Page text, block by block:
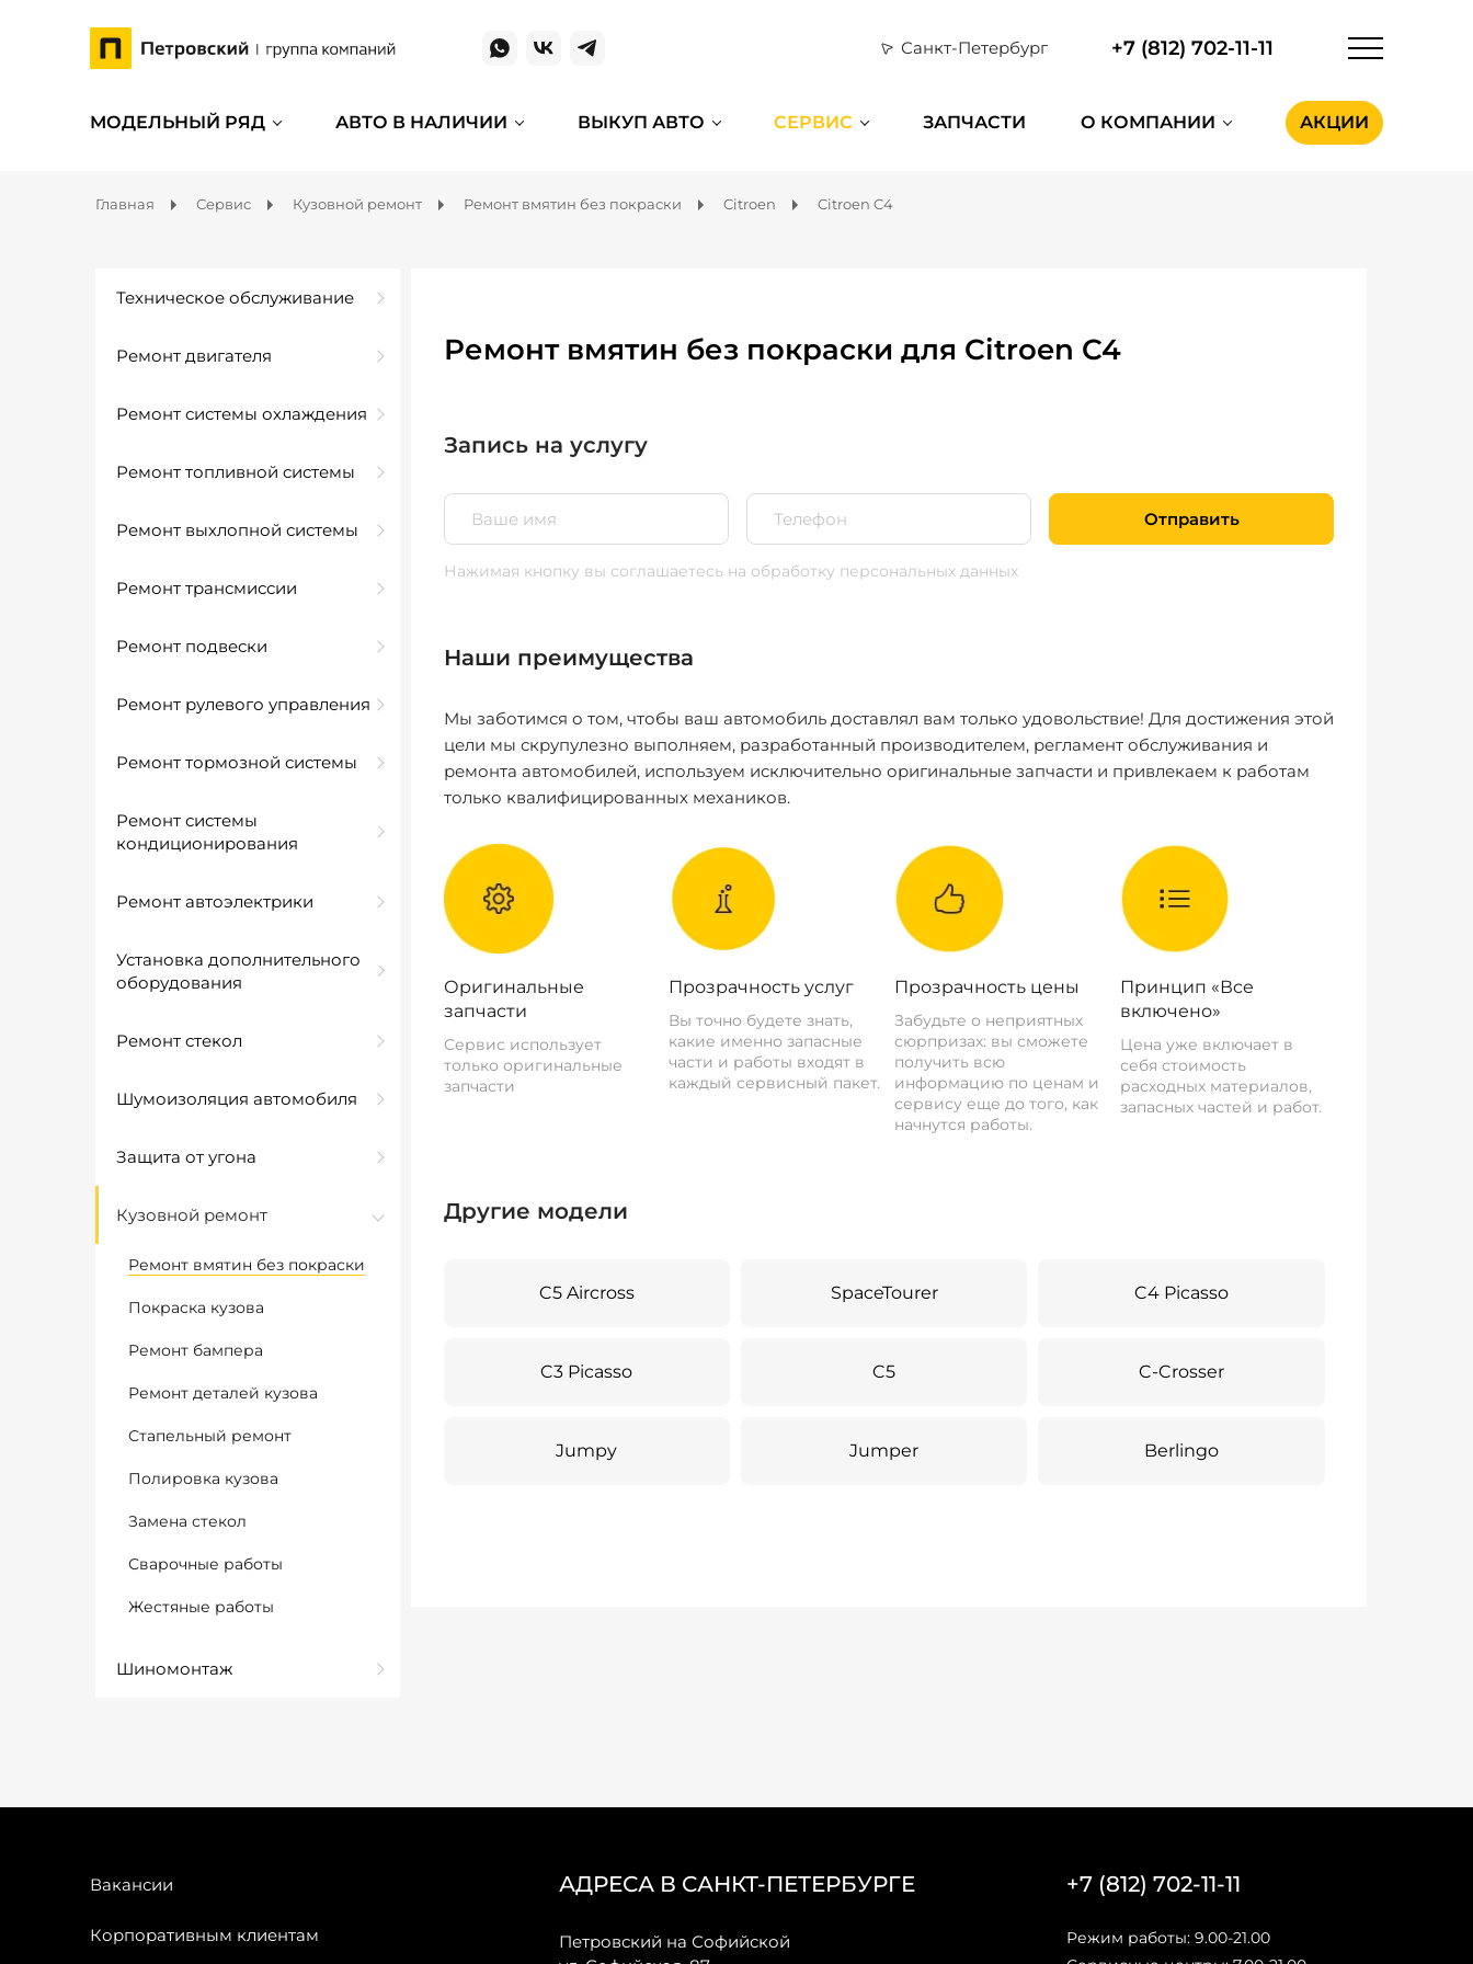
Санкт-Петербург +7 (812) 702-11-11
МОДЕЛЬНЫЙ РЯД АВТО В НАЛИЧИИ ВЫКУП АВТО СЕРВИС ЗАПЧАСТИ О КОМПАНИИ АКЦИИ
Главная Сервис Кузовной ремонт Ремонт вмятин без покраски Citroen Citroen C4
Техническое обслуживание
Ремонт двигателя
Ремонт системы охлаждения
Ремонт топливной системы
Ремонт выхлопной системы
Ремонт трансмиссии
Ремонт подвески
Ремонт рулевого управления
Ремонт тормозной системы
Ремонт системы
кондиционирования
Ремонт автоэлектрики
Установка дополнительного
оборудования
Ремонт стекол
Шумоизоляция автомобиля
Защита от угона
Кузовной ремонт
Ремонт вмятин без покраски
Покраска кузова
Ремонт бампера
Ремонт деталей кузова
Стапельный ремонт
Полировка кузова
Замена стекол
Сварочные работы
Жестяные работы
Шиномонтаж
Ремонт вмятин без покраски для Citroen C4
Запись на услугу
Отправить
Нажимая кнопку вы соглашаетесь на обработку персональных данных
Наши преимущества
Мы заботимся о том, чтобы ваш автомобиль доставлял вам только удовольствие! Для достижения этой
цели мы скрупулезно выполняем, разработанный производителем, регламент обслуживания и
ремонта автомобилей, используем исключительно оригинальные запчасти и привлекаем к работам
только квалифицированных механиков.
Оригинальные
запчасти
Сервис использует
только оригинальные
запчасти
Прозрачность услуг
Вы точно будете знать,
какие именно запасные
части и работы входят в
каждый сервисный пакет.
Прозрачность цены
Забудьте о неприятных
сюрпризах: вы сможете
получить всю
информацию по ценам и
сервису еще до того, как
начнутся работы.
Принцип «Все
включено»
Цена уже включает в
себя стоимость
расходных материалов,
запасных частей и работ.
Другие модели
C5 Aircross SpaceTourer C4 Picasso
C3 Picasso C5 C-Crosser
Jumpy Jumper Berlingo
Вакансии
Корпоративным клиентам
АДРЕСА В САНКТ-ПЕТЕРБУРГЕ
Петровский на Софийской
+7 (812) 702-11-11
Режим работы: 9.00-21.00